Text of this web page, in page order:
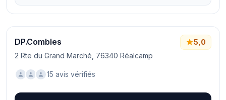
DP.Combles
2 Rte du Grand Marché, 76340 Réalcamp
5,0
15 avis vérifiés